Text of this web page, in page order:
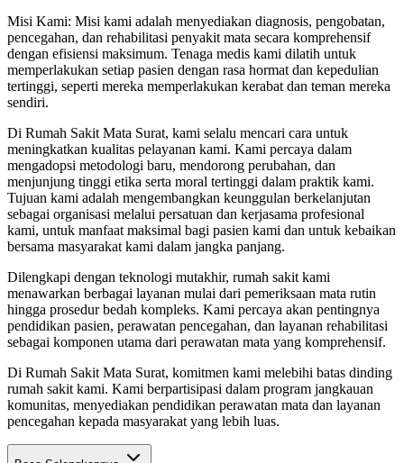
Misi Kami: Misi kami adalah menyediakan diagnosis, pengobatan,
pencegahan, dan rehabilitasi penyakit mata secara komprehensif
dengan efisiensi maksimum. Tenaga medis kami dilatih untuk
memperlakukan setiap pasien dengan rasa hormat dan kepedulian
tertinggi, seperti mereka memperlakukan kerabat dan teman mereka
sendiri.
Di Rumah Sakit Mata Surat, kami selalu mencari cara untuk
meningkatkan kualitas pelayanan kami. Kami percaya dalam
mengadopsi metodologi baru, mendorong perubahan, dan
menjunjung tinggi etika serta moral tertinggi dalam praktik kami.
Tujuan kami adalah mengembangkan keunggulan berkelanjutan
sebagai organisasi melalui persatuan dan kerjasama profesional
kami, untuk manfaat maksimal bagi pasien kami dan untuk kebaikan
bersama masyarakat kami dalam jangka panjang.
Dilengkapi dengan teknologi mutakhir, rumah sakit kami
menawarkan berbagai layanan mulai dari pemeriksaan mata rutin
hingga prosedur bedah kompleks. Kami percaya akan pentingnya
pendidikan pasien, perawatan pencegahan, dan layanan rehabilitasi
sebagai komponen utama dari perawatan mata yang komprehensif.
Di Rumah Sakit Mata Surat, komitmen kami melebihi batas dinding
rumah sakit kami. Kami berpartisipasi dalam program jangkauan
komunitas, menyediakan pendidikan perawatan mata dan layanan
pencegahan kepada masyarakat yang lebih luas.